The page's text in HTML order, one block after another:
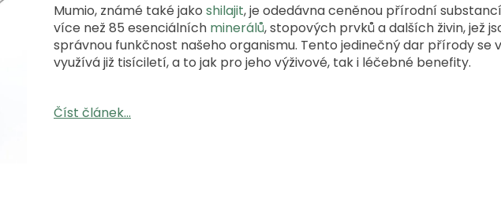
Mumio, známé také jako shilajit, je odedávna ceněnou přírodní
více než 85 esenciálních minerálů, stopových prvků a dalších živin, jež
správnou funkčnost našeho organismu. Tento jedinečný dar přírody se
využívá již tisíciletí, a to jak pro jeho výživové, tak i léčebné benefity.
Číst článek...